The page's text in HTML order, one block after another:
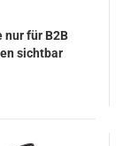
nur für B2B
sichtbar